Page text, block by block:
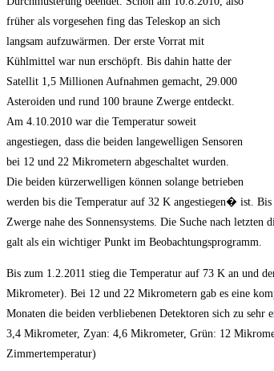
früher als vorgesehen fing das Teleskop an sich
langsam aufzuwärmen. Der erste Vorrat mit
Kühlmittel war nun erschöpft. Bis dahin hatte der
Satellit 1,5 Millionen Aufnahmen gemacht, 29.000
Asteroiden und rund 100 braune Zwerge entdeckt.
Am 4.10.2010 war die Temperatur soweit
angestiegen, dass die beiden langewelligen Sensoren
bei 12 und 22 Mikrometern abgeschaltet wurden.
Die beiden kürzerwelligen können solange betrieben
werden bis die Temperatur auf 32 K angestiegen� ist.
Zwerge nahe des Sonnensystems. Die Suche nach
galt als ein wichtiger Punkt im Beobachtungsprogramm.
Bis zum 1.2.2011 stieg die Temperatur auf 73 K an und
Mikrometer). Bei 12 und 22 Mikrometern gab es eine
Monaten die beiden verbliebenen Detektoren sich zu
3,4 Mikrometer, Zyan: 4,6 Mikrometer, Grün: 12
Zimmertemperatur)